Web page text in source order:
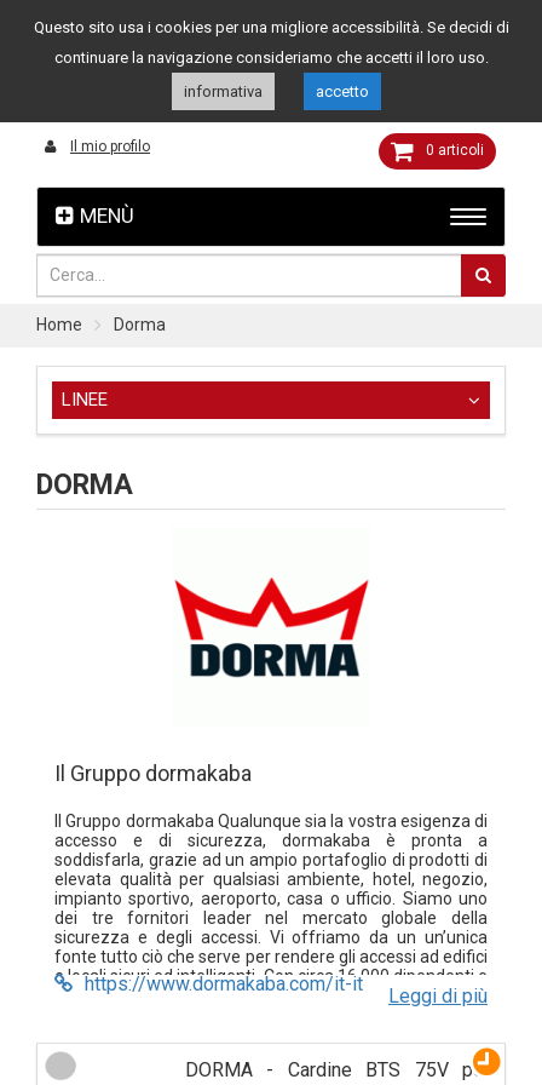
Assistenza clienti 049 8015108 349 4262144
MENÙ
Il mio profilo 0 articoli
Home Dorma
LINEE
DORMA
Il Gruppo dormakaba
Il Gruppo dormakaba Qualunque sia la vostra esigenza di
accesso e di sicurezza, dormakaba è pronta a
soddisfarla, grazie ad un ampio portafoglio di prodotti di
elevata qualità per qualsiasi ambiente, hotel, negozio,
impianto sportivo, aeroporto, casa o ufficio. Siamo uno
dei tre fornitori leader nel mercato globale della
sicurezza e degli accessi. Vi offriamo da un un’unica
fonte tutto ciò che serve per rendere gli accessi ad edifici
e locali sicuri ed intelligenti. Con circa 16.000 dipendenti e
numerosi partners vi supportiamo in oltre 130 paesi. In
soddisfare pienamente le vostre esigenze di sicurezza.
Informazioni sulle azioni Dormakaba Holding AG è
Leggi di più
https://www.dormakaba.com/it-it
DORMA - Cardine BTS 75V per
Questo sito usa i cookies per una migliore accessibilità. Se decidi di
continuare la navigazione consideriamo che accetti il loro uso.
informativa
accetto